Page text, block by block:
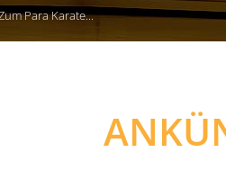
Para Karate...